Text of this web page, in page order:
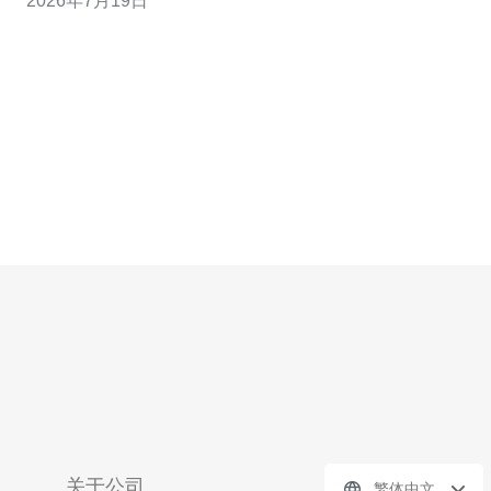
全性。实践中采用的部署、域名解析与DDoS防御措施带
关于公司